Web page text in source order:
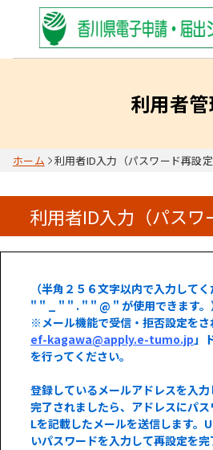
利用者
ホーム 利用者ID入力（パスワード再設定
利用者ID入力（パスワ
（半角２５６文字以内で入力して
" " _ " " . " " @ " が使用できます。
※メール機能で受信・拒否設定を
ef-kagawa@apply.e-tumo.jp」
を行ってください。
登録しているメールアドレスを入
完了されましたら、アドレスにパ
Lを記載したメールを送信します。
いパスワードを入力して再設定を完